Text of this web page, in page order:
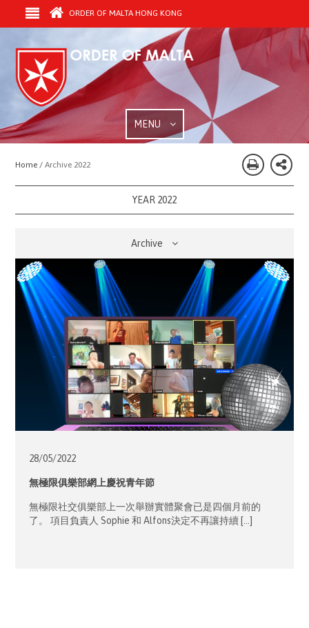
ORDER OF MALTA HONG KONG
MENU
Home / Archive 2022
YEAR 2022
Archive
28/05/2022
無極限俱樂部網上慶祝青年節
無極限社交俱樂部上一次舉辦實體聚會已是四個月前的
了。 項目負責人 Sophie 和 Alfons決定不再讓持續 […]